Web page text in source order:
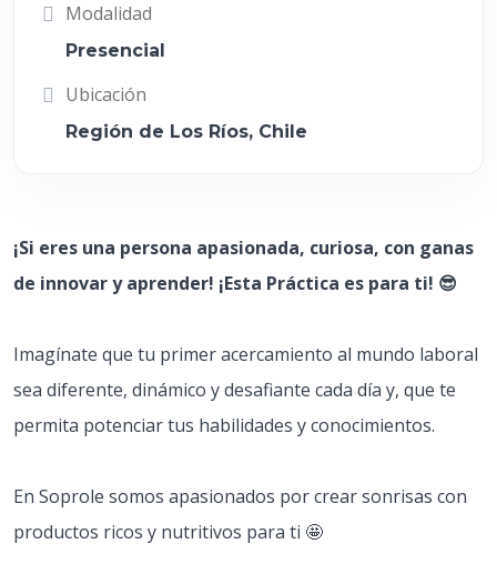
Modalidad
Presencial
Ubicación
Región de Los Ríos, Chile
¡Si eres una persona apasionada, curiosa, con ganas
de innovar y aprender! ¡Esta Práctica es para ti! 😎
Imagínate que tu primer acercamiento al mundo laboral
sea diferente, dinámico y desafiante cada día y, que te
permita potenciar tus habilidades y conocimientos.
En Soprole somos apasionados por crear sonrisas con
productos ricos y nutritivos para ti 🤩